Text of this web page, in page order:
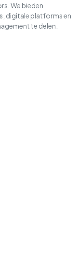
We bieden
digitale platforms en
te delen.